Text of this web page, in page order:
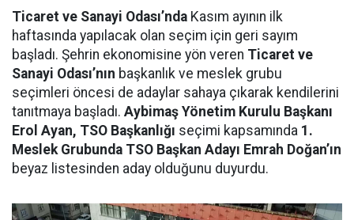
Ticaret ve Sanayi Odası’nda Kasım ayının ilk
haftasında yapılacak olan seçim için geri sayım
başladı. Şehrin ekonomisine yön veren Ticaret ve
Sanayi Odası’nın başkanlık ve meslek grubu
seçimleri öncesi de adaylar sahaya çıkarak kendilerini
tanıtmaya başladı. Aybimaş Yönetim Kurulu Başkanı
Erol Ayan, TSO Başkanlığı seçimi kapsamında 1.
Meslek Grubunda TSO Başkan Adayı Emrah Doğan’ın
beyaz listesinden aday olduğunu duyurdu.